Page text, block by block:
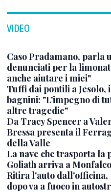
VIDEO
Caso Pradamano, parla
denunciati per la
anche aiutare i miei"
Tuffi dai pontili a Jesolo,
bagnini: "L'impegno di
altre tragedie"
Da Tracy Spencer a
Bressa presenta il
della Valle
La nave che trasporta la
Goliath arriva a
Ritira l'auto dall'officina,
dopo va a fuoco in